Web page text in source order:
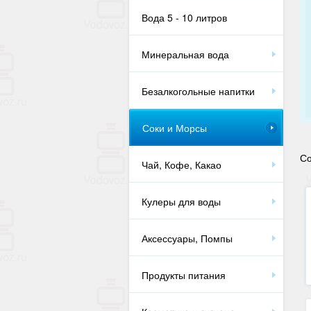
Вода 5 - 10 литров
Минеральная вода
Безалкогольные напитки
Соки и Морсы
Чай, Кофе, Какао
Кулеры для воды
Аксессуары, Помпы
Продукты питания